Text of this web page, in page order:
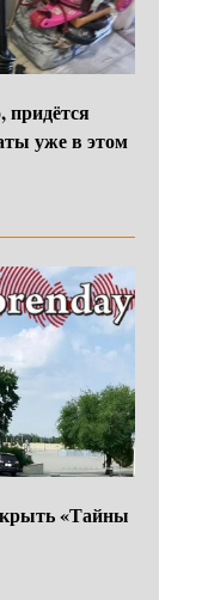
придётся
уже в этом
«Тайны